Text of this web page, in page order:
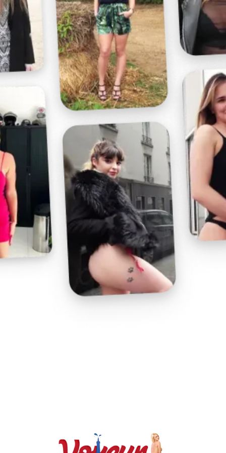
Profitez d'un essai 24h pour seulement 2€ !
Découvrir !
Basculer
navigation
VIDÉO À PROPOS
CET HOMME LÈCHE SA FEMME...
00:11 - 1 425 vues
Video